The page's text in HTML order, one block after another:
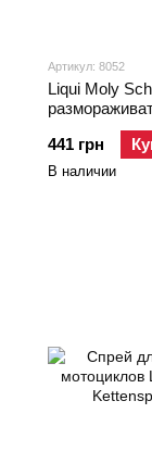
Артикул: 8052
Liqui Moly
441 грн
В наличии